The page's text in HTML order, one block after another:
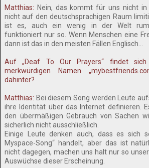
Matthias: Nein, das kommt für uns nicht in
nicht auf den deutschsprachigen Raum
ist es, auch ein wenig in der Welt
funktioniert nur so. Wenn Menschen eine
dann ist das in den meisten Fällen Englisch…
Auf „Deaf To Our Prayers“ findet
merkwürdigen Namen
dahinter?
Matthias: Bei diesem Song werden Leute
ihre Identität über das Internet definieren.
den übermäßigen Gebrauch von Sachen
sicherlich nicht ausschließlich.
Einige Leute denken auch, dass es sich
Myspace-Song“ handelt, aber das ist
nicht dagegen, machen uns halt nur so
Auswüchse dieser Erscheinung.